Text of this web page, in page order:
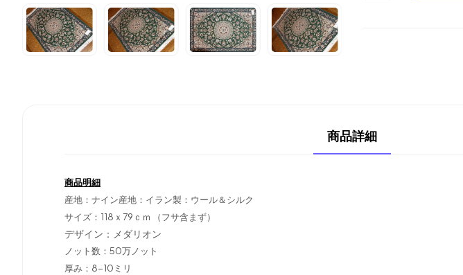
商品詳細
商品明細
産地：ナイン産地：イラン製：ウール＆シルク
サイズ：118ｘ79ｃｍ （フサ含まず）
デザイン：メダリオン
ノット数：50万ノット
厚み：8-10ミリ